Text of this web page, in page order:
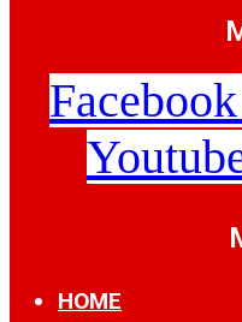
Facebook
HOME